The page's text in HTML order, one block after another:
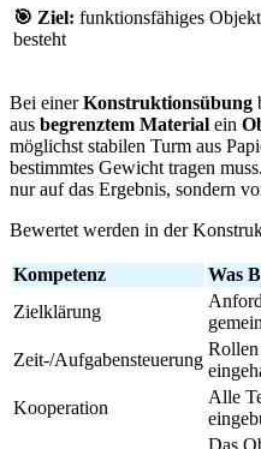
🎯 Ziel: funktionsfähiges
besteht
Bei einerKonstruktionsübung
aus begrenztem Material ein
möglichst stabilen Turm aus
bestimmtes Gewicht tragen
nur auf das Ergebnis, sondern
Bewertet werden in der
Kompetenz
Was
Zielklärung
Zeit-/Aufgabensteuerung
Rollen
Kooperation
Alle
Das